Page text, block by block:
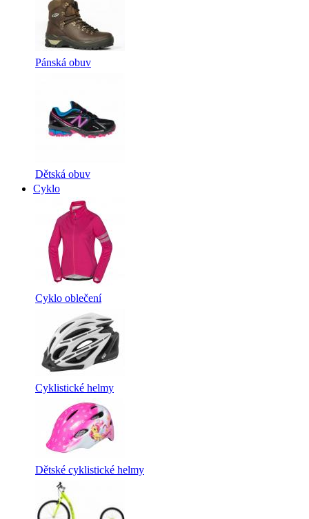
Pánská obuv
Dětská obuv
Cyklo
Cyklo oblečení
Cyklistické helmy
Dětské cyklistické helmy